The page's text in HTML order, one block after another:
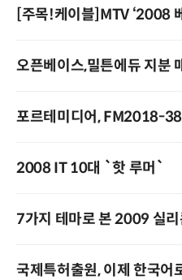
[주목!케이블]MTV ‘2008
오픈베이스,밀튼에듀 지분
포르테미디어, FM2018-
2008 IT 10대 `핫 루머`
7가지 테마로 본 2009 실
국제특허출원, 이제 한국어